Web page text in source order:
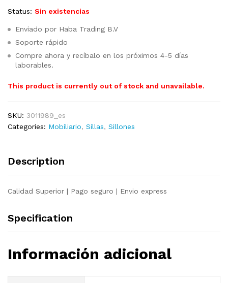
Status: Sin existencias
Enviado por Haba Trading B.V
Soporte rápido
Compre ahora y recíbalo en los próximos 4-5 días
laborables.
This product is currently out of stock and unavailable.
SKU: 3011989_es
Categories: Mobiliario, Sillas, Sillones
Description
Calidad Superior | Pago seguro | Envio express
Specification
Información adicional